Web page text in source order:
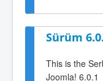
Sürüm
This is the
Joomla! 6.0.1